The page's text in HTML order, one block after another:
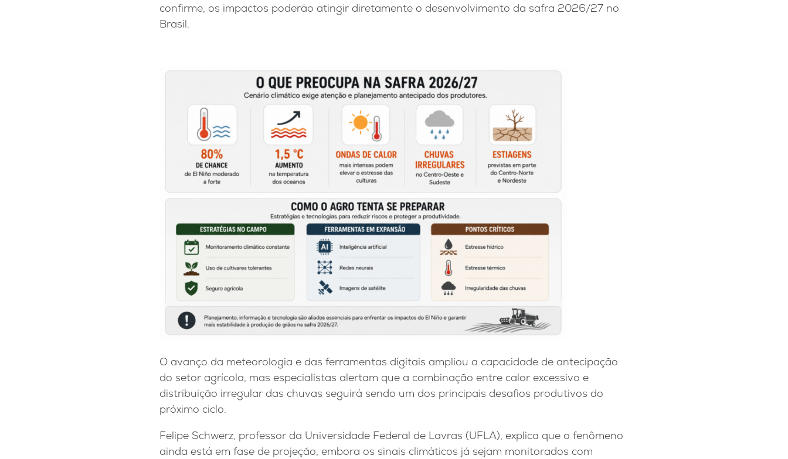
confirme, os impactos poderão atingir diretamente o desenvolvimento da safra 2026/27 no
Brasil.
O avanço da meteorologia e das ferramentas digitais ampliou a capacidade de antecipação
do setor agrícola, mas especialistas alertam que a combinação entre calor excessivo e
distribuição irregular das chuvas seguirá sendo um dos principais desafios produtivos do
próximo ciclo.
Felipe Schwerz, professor da Universidade Federal de Lavras (UFLA), explica que o fenômeno
ainda está em fase de projeção, embora os sinais climáticos já sejam monitorados com